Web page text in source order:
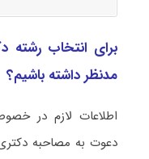
برای انتخاب رشته
مدنظر داشته باشیم؟
اطلاعات لازم در
دعوت به مصاحبه